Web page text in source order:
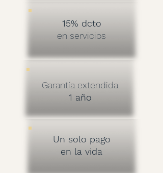
15% dcto
en servicios
Garantía extendida
1 año
Un solo pago
en la vida